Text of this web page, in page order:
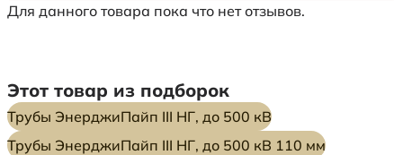
Для данного товара пока что нет отзывов.
Этот товар из подборок
Трубы ЭнерджиПайп III НГ, до 500 кВ
Трубы ЭнерджиПайп III НГ, до 500 кВ 110 мм